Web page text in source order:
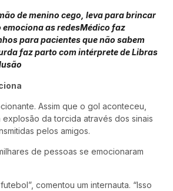
de menino cego, leva para brincar
emociona as redesMédico faz
para pacientes que não sabem
faz parto com intérprete de Libras
Assim que o gol aconteceu,
explosão da torcida através dos sinais
pelos amigos.
de pessoas se emocionaram
comentou um internauta. “Isso